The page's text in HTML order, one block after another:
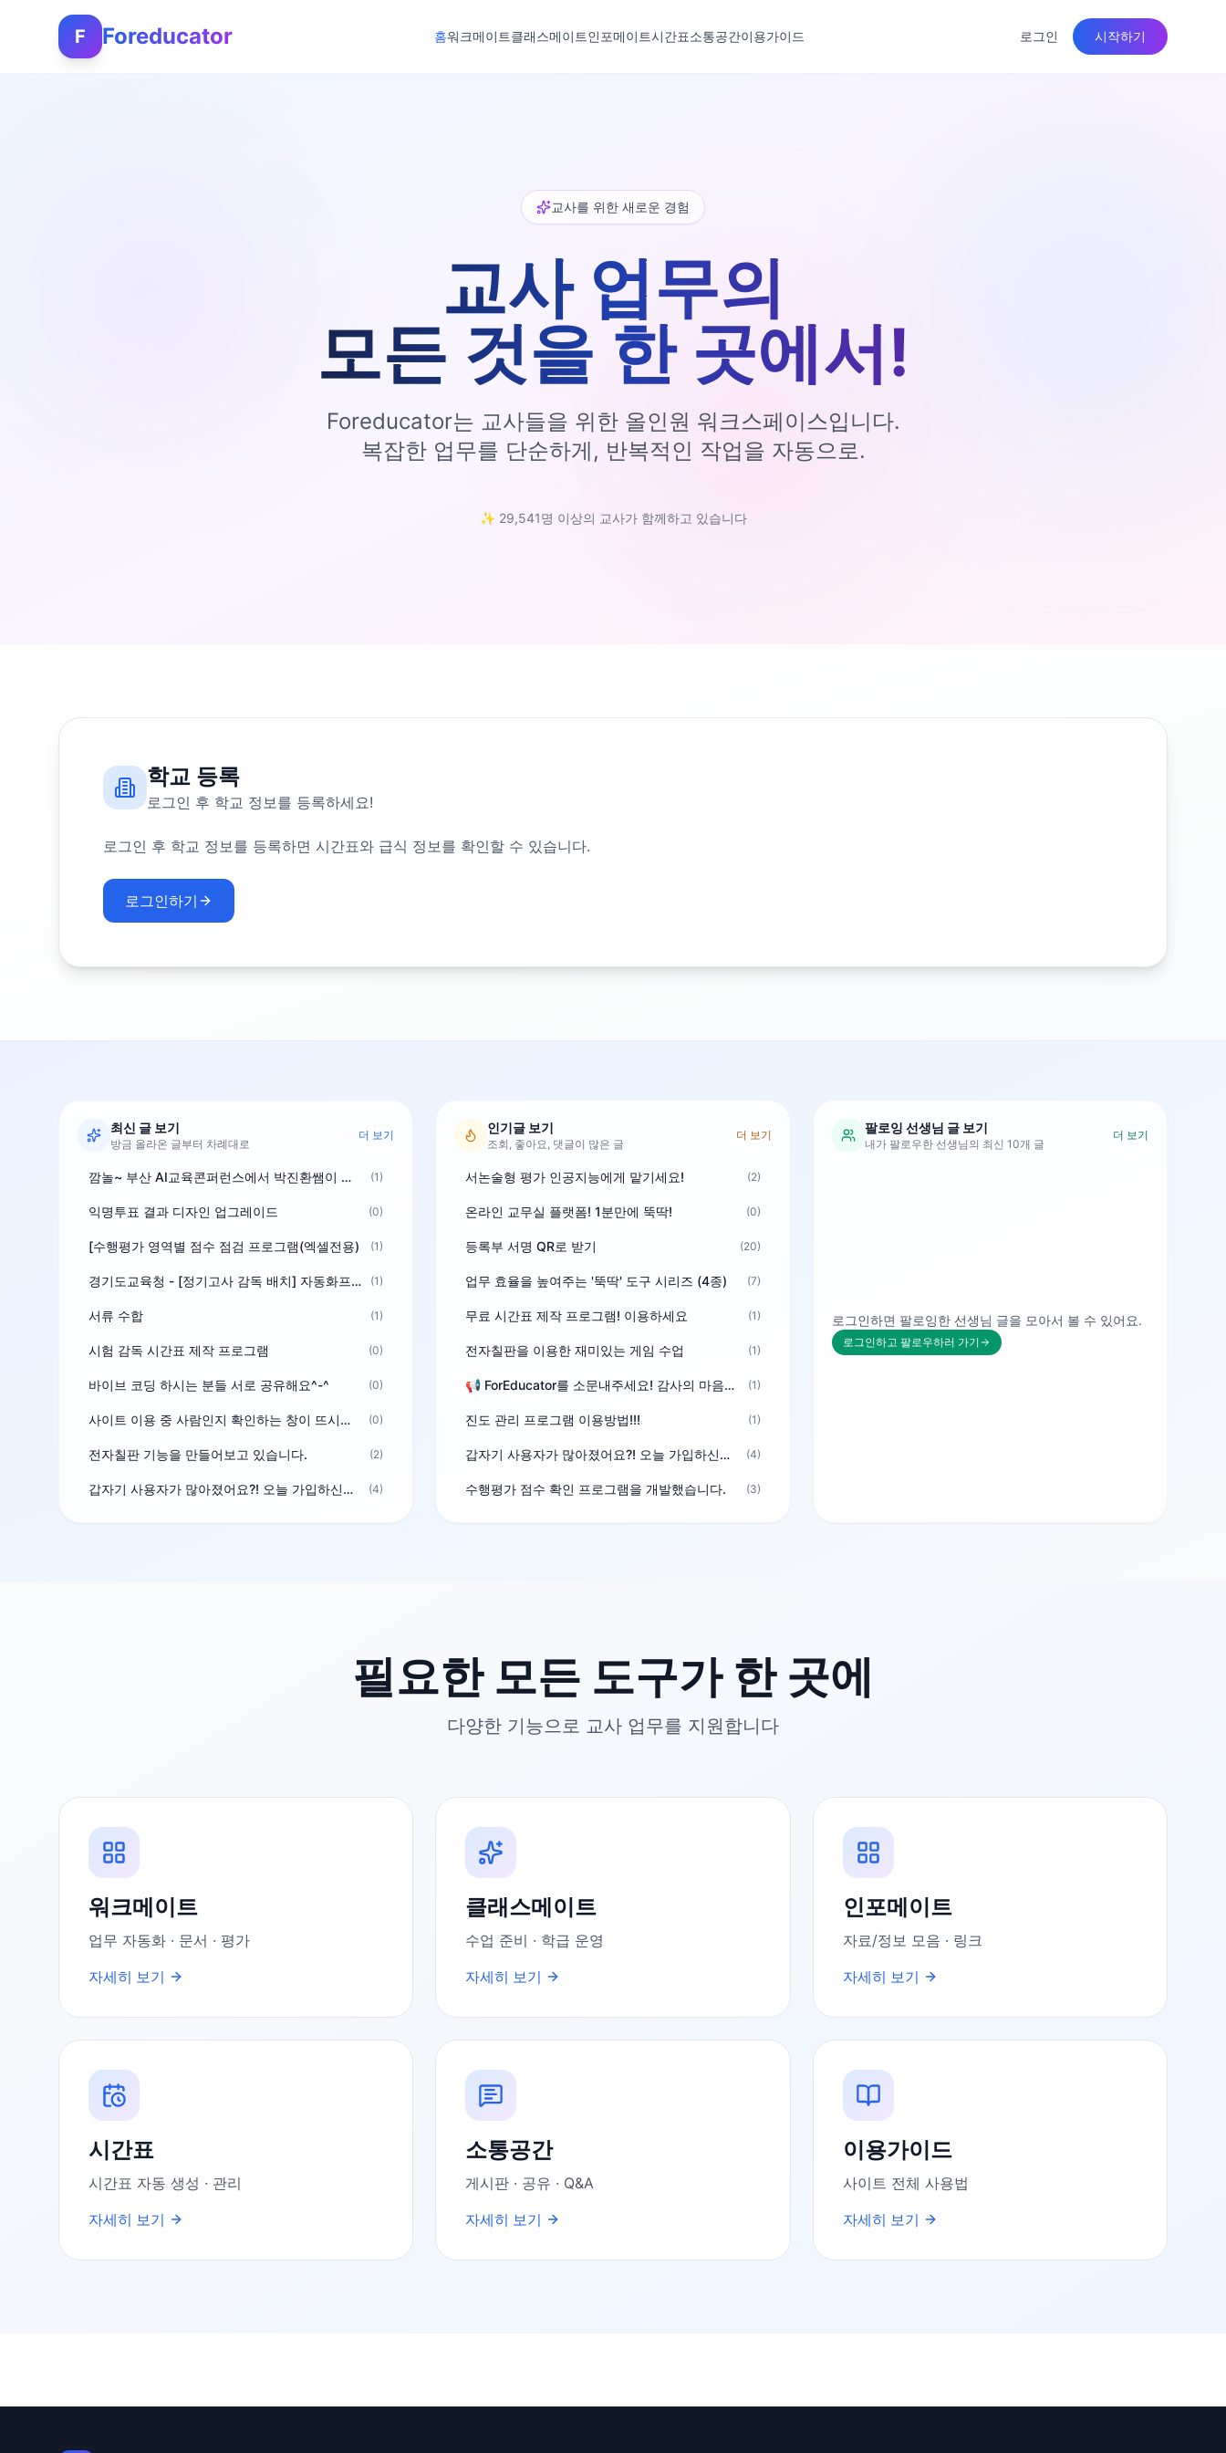
F Foreducator 홈워크메이트클래스메이트인포메이트시간표소통공간이용가이드 로그인 시작하기
교사를 위한 새로운 경험
교사 업무의
모든 것을 한 곳에서!
Foreducator는 교사들을 위한 올인원 워크스페이스입니다.
복잡한 업무를 단순하게, 반복적인 작업을 자동으로.
✨ 29,541명 이상의 교사가 함께하고 있습니다
학교 등록
로그인 후 학교 정보를 등록하세요!
로그인 후 학교 정보를 등록하면 시간표와 급식 정보를 확인할 수 있습니다.
로그인하기
최신 글 보기
방금 올라온 글부터 차례대로
더 보기
깜놀~ 부산 AI교육콘퍼런스에서 박진환쌤이 상받으려 나오셨네요~ ^^ (1)
익명투표 결과 디자인 업그레이드 (0)
[수행평가 영역별 점수 점검 프로그램(엑셀전용) (1)
경기도교육청 - [정기고사 감독 배치] 자동화프로그램 보급 (1)
서류 수합 (1)
시험 감독 시간표 제작 프로그램 (0)
바이브 코딩 하시는 분들 서로 공유해요^-^ (0)
사이트 이용 중 사람인지 확인하는 창이 뜨시는 분은 알려주세요 (0)
전자칠판 기능을 만들어보고 있습니다. (2)
갑자기 사용자가 많아졌어요?! 오늘 가입하신분^^ (4)
인기글 보기
조회, 좋아요, 댓글이 많은 글
더 보기
서논술형 평가 인공지능에게 맡기세요! (2)
온라인 교무실 플랫폼! 1분만에 뚝딱! (0)
등록부 서명 QR로 받기 (20)
업무 효율을 높여주는 '뚝딱' 도구 시리즈 (4종) (7)
무료 시간표 제작 프로그램! 이용하세요 (1)
전자칠판을 이용한 재미있는 게임 수업 (1)
📢 ForEducator를 소문내주세요! 감사의 마음을 담은 포인트 선물 (1)
진도 관리 프로그램 이용방법!!! (1)
갑자기 사용자가 많아졌어요?! 오늘 가입하신분^^ (4)
수행평가 점수 확인 프로그램을 개발했습니다. (3)
팔로잉 선생님 글 보기
내가 팔로우한 선생님의 최신 10개 글
더 보기
로그인하면 팔로잉한 선생님 글을 모아서 볼 수 있어요.
로그인하고 팔로우하러 가기
필요한 모든 도구가 한 곳에
다양한 기능으로 교사 업무를 지원합니다
워크메이트
업무 자동화 · 문서 · 평가
자세히 보기
클래스메이트
수업 준비 · 학급 운영
자세히 보기
인포메이트
자료/정보 모음 · 링크
자세히 보기
시간표
시간표 자동 생성 · 관리
자세히 보기
소통공간
게시판 · 공유 · Q&A
자세히 보기
이용가이드
사이트 전체 사용법
자세히 보기